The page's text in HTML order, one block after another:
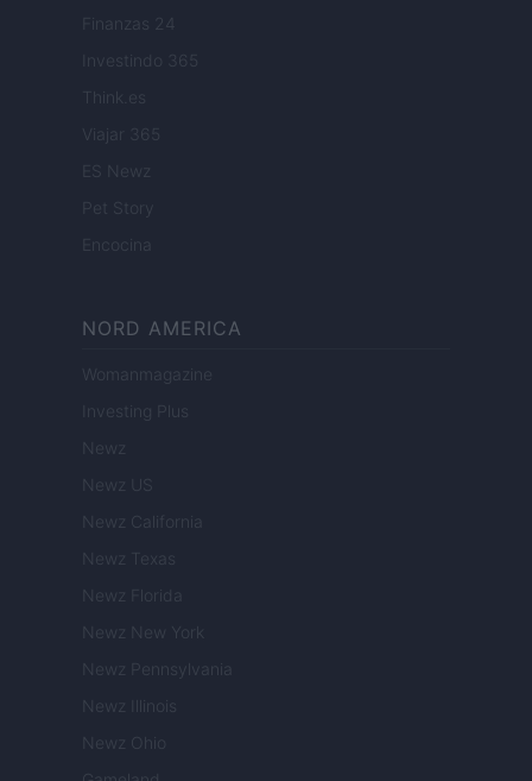
Finanzas 24
Investindo 365
Think.es
Viajar 365
ES Newz
Pet Story
Encocina
NORD AMERICA
Womanmagazine
Investing Plus
Newz
Newz US
Newz California
Newz Texas
Newz Florida
Newz New York
Newz Pennsylvania
Newz Illinois
Newz Ohio